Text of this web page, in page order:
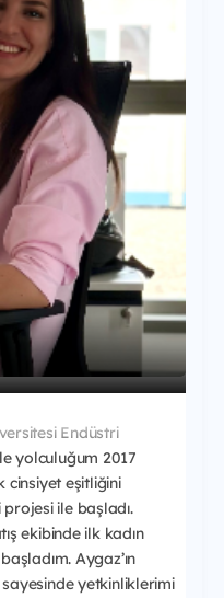
Endüstri
yolculuğum 2017
cinsiyet eşitliğini
ile başladı.
ekibinde ilk kadın
Aygaz’ın
yetkinliklerimi